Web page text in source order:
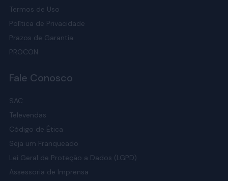
Termos de Uso
Política de Privacidade
Prazos de Garantia
PROCON
Fale Conosco
SAC
Televendas
Código de Ética
Seja um Franqueado
Lei Geral de Proteção a Dados (LGPD)
Assessoria de Imprensa